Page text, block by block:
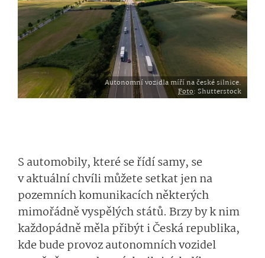
Autonomní vozidla míří na české silnice.
Foto: Shutterstock
S automobily, které se řídí samy, se
v aktuální chvíli můžete setkat jen na
pozemních komunikacích některých
mimořádně vyspělých států. Brzy by k nim
každopádně měla přibýt i Česká republika,
kde bude provoz autonomních vozidel